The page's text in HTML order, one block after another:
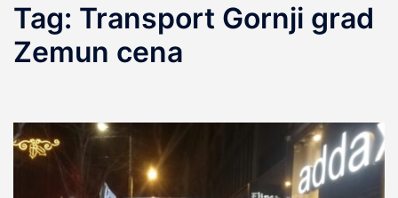
Tag: Transport Gornji grad
Zemun cena